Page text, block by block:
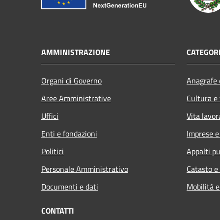
AMMINISTRAZIONE
Organi di Governo
Aree Amministrative
Uffici
Enti e fondazioni
Politici
Personale Amministrativo
Documenti e dati
Cultura
Vita
Imprese
Appalti
Catasto
Mobilità
CONTATTI